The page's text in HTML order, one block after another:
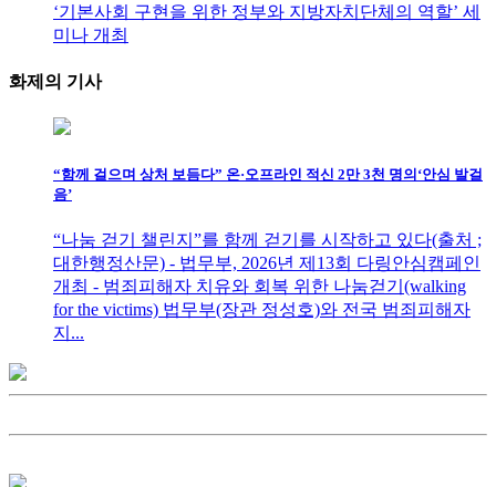
‘기본사회 구현을 위한 정부와 지방자치단체의 역할’ 세
미나 개최
화제의 기사
“함께 걸으며 상처 보듬다” 온·오프라인 적신 2만 3천 명의‘안심 발걸
음’
“나눔 걷기 챌린지”를 함께 걷기를 시작하고 있다(출처 ;
대한행정산문) - 법무부, 2026년 제13회 다링안심캠페인
개최 - 범죄피해자 치유와 회복 위한 나눔걷기(walking
for the victims) 법무부(장관 정성호)와 전국 범죄피해자
지...